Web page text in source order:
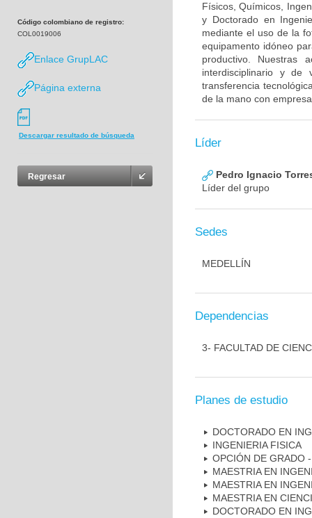
Código colombiano de registro:
COL0019006
Enlace GrupLAC
Página externa
Descargar resultado de búsqueda
Regresar
Físicos, Químicos,
y Doctorado en
mediante el uso de la
equipamento idóneo
productivo. Nuestras
interdisciplinario y de
transferencia
de la mano con
Líder
Pedro Ignacio
Líder del grupo
Sedes
MEDELLÍN
Dependencias
3- FACULTAD DE
Planes de estudio
DOCTORADO EN
INGENIERIA FISICA
OPCIÓN DE GRADO
MAESTRIA EN
MAESTRIA EN
MAESTRIA EN
DOCTORADO EN